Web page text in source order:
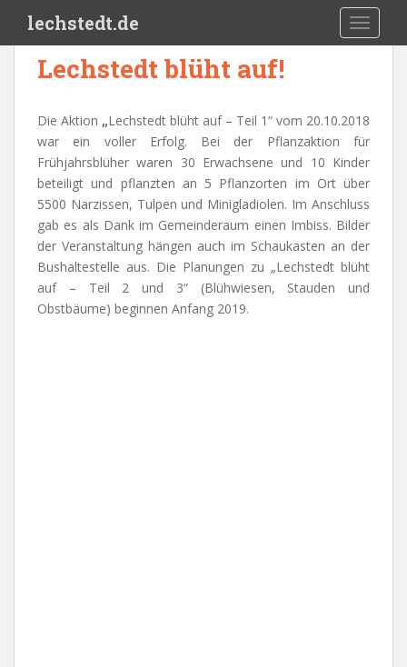
lechstedt.de
Lechstedt blüht auf!
Die Aktion „Lechstedt blüht auf – Teil 1“ vom 20.10.2018
war ein voller Erfolg. Bei der Pflanzaktion für
Frühjahrsblüher waren 30 Erwachsene und 10 Kinder
beteiligt und pflanzten an 5 Pflanzorten im Ort über
5500 Narzissen, Tulpen und Minigladiolen. Im Anschluss
gab es als Dank im Gemeinderaum einen Imbiss. Bilder
der Veranstaltung hängen auch im Schaukasten an der
Bushaltestelle aus. Die Planungen zu „Lechstedt blüht
auf – Teil 2 und 3“ (Blühwiesen, Stauden und
Obstbäume) beginnen Anfang 2019.